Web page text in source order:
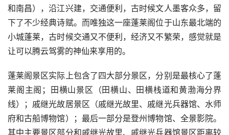
和南昌），沿江兴建，交通便利，古时候文人墨客众多，留
下了不少经典诗赋。而唯独这一座蓬莱阁位于山东最北端的
小城蓬莱，古时候交通又不便利，经济又不繁荣，感觉就是
让可以腾云驾雾的神仙来享用的。
蓬莱阁景区实际上包含了四大部分景区，分别是最核心了蓬
莱阁主阁；田横山景区（田横山、田横栈道和黄渤海分界
线）；戚继光故居景区（戚继光故里、戚继光兵器馆、水师
府和古船博物馆）；最后一部分是登州博物馆、全景影院。
其中主要景区部分和戚继光故里、戚继光兵器馆景区距离较